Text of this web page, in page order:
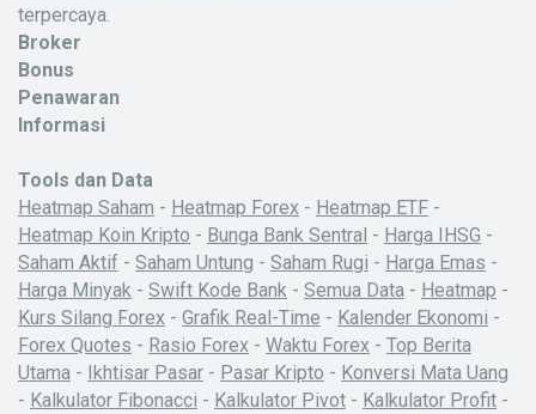
terpercaya.
Broker
Bonus
Penawaran
Informasi
Tools dan Data
Heatmap Saham - Heatmap Forex - Heatmap ETF -
Heatmap Koin Kripto - Bunga Bank Sentral - Harga IHSG -
Saham Aktif - Saham Untung - Saham Rugi - Harga Emas -
Harga Minyak - Swift Kode Bank - Semua Data - Heatmap -
Kurs Silang Forex - Grafik Real-Time - Kalender Ekonomi -
Forex Quotes - Rasio Forex - Waktu Forex - Top Berita
Utama - Ikhtisar Pasar - Pasar Kripto - Konversi Mata Uang
- Kalkulator Fibonacci - Kalkulator Pivot - Kalkulator Profit -